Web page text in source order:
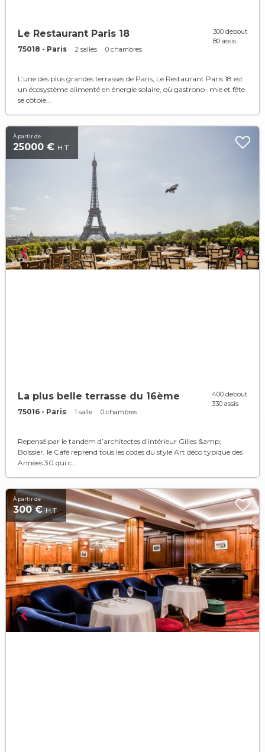
Le Restaurant Paris 18
75018 - Paris 2 salles 0 chambres
300 debout
80 assis
L’une des plus grandes terrasses de Paris, Le Restaurant Paris 18 est
un écosystème alimenté en énergie solaire, où gastrono- mie et fête
se côtoie...
À partir de
25000 € H.T
La plus belle terrasse du 16ème
75016 - Paris 1 salle 0 chambres
400 debout
330 assis
Repensé par le tandem d’architectes d’intérieur Gilles &amp;
Boissier, le Café reprend tous les codes du style Art déco typique des
Années 30 qui c...
À partir de
300 €H.T